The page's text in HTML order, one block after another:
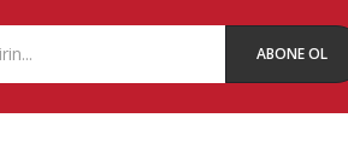
ABONE OL